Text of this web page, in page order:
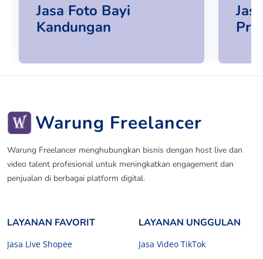
Jasa Foto Bayi
Kandungan
Warung Freelancer
Warung Freelancer menghubungkan bisnis dengan host live dan
video talent profesional untuk meningkatkan engagement dan
penjualan di berbagai platform digital.
LAYANAN FAVORIT
Jasa Live Shopee
LAYANAN UNGGULAN
Jasa Video TikTok